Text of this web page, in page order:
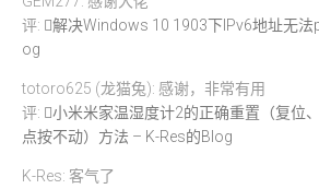
评:
解决Windows 10 1903下IPv6地址无法
og
totoro625 (龙猫兔): 感谢，非常有用
评:
小米米家温湿度计2的正确重置（复位
点按不动）方法 – K-Res的Blog
K-Res: 客气了